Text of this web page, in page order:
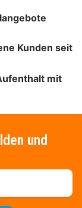
Kunden seit
mit
und